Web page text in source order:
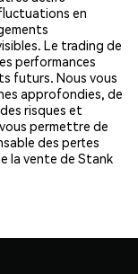
en
Le trading de
performances
futurs. Nous vous
approfondies, de
risques et
permettre de
des pertes
la vente de Stank